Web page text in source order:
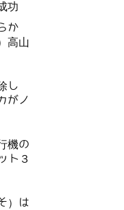
功
か
高山
し
がノ
機の
ト３
）は